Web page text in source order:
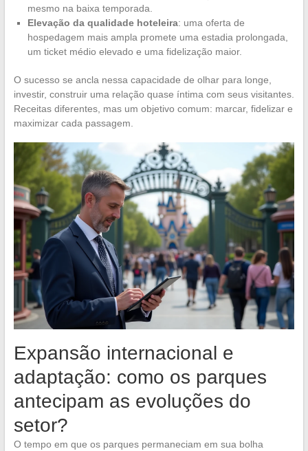
mesmo na baixa temporada.
Elevação da qualidade hoteleira: uma oferta de
hospedagem mais ampla promete uma estadia prolongada,
um ticket médio elevado e uma fidelização maior.
O sucesso se ancla nessa capacidade de olhar para longe,
investir, construir uma relação quase íntima com seus visitantes.
Receitas diferentes, mas um objetivo comum: marcar, fidelizar e
maximizar cada passagem.
Expansão internacional e
adaptação: como os parques
antecipam as evoluções do
setor?
O tempo em que os parques permaneciam em sua bolha